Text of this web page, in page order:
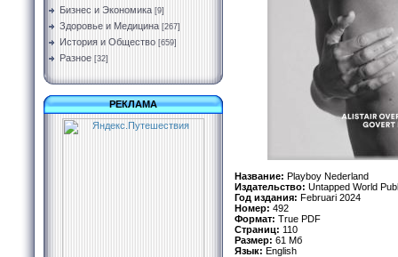
Бизнес и Экономика [9]
Здоровье и Медицина [267]
История и Общество [659]
Разное [32]
РЕКЛАМА
Название: Playboy Nederland
Издательство: Untapped World
Год издания: Februari 2024
Номер: 492
Формат: True PDF
Страниц: 110
Размер: 61 Мб
Язык: English